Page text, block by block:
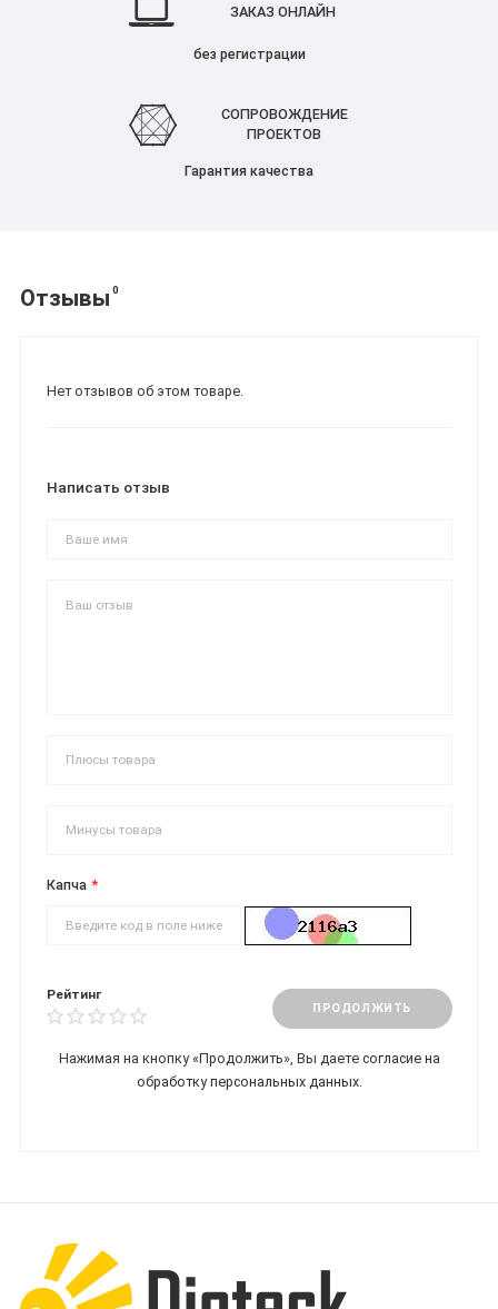
ЗАКАЗ ОНЛАЙН
без регистрации
СОПРОВОЖДЕНИЕ
ПРОЕКТОВ
Гарантия качества
Отзывы 0
Нет отзывов об этом товаре.
Написать отзыв
Капча
Рейтинг
ПРОДОЛЖИТЬ
Нажимая на кнопку «Продолжить», Вы даете согласие на
обработку персональных данных.